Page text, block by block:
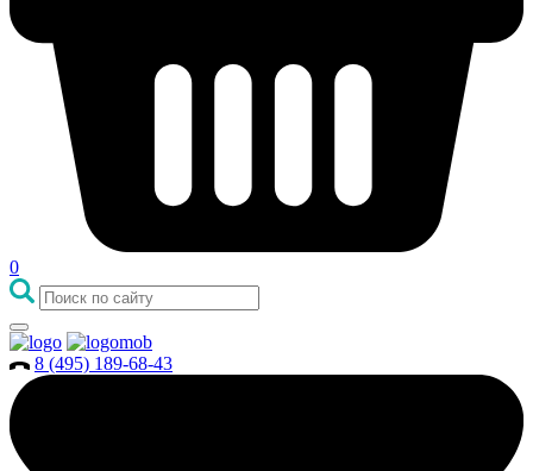
0
8 (495) 189-68-43